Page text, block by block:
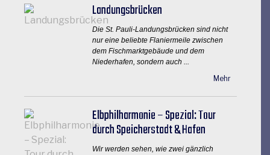
Landungsbrücken
Die St. Pauli-Landungsbrücken sind nicht
nur eine beliebte Flaniermeile zwischen
dem Fischmarktgebäude und dem
Niederhafen, sondern auch ...
Mehr
Elbphilharmonie – Spezial: Tour
durch Speicherstadt & Hafen
Wir werden sehen, wie zwei gänzlich